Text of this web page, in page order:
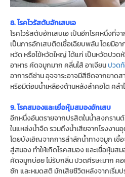
8. โรคไวรัสตับอักเสบเอ
โรคไวรัสตับอักเสบเอ เป็นอีกโรคหนึ่งที่จ
เป็นการอักเสบติดเชื้อเฉียบพลัน โดยมีอ
หวัด หรือไข้หวัดใหญ่ ได้แก่ เป็นหวัดปวด
อาหาร คัดจมูกมาก คลื่นไส้ อาเจียนปวด
อาการดีซ่าน อุจจาระอาจมีสีซีดจากขาด
หรือมีต่อมน้ำเหลืองด้านหลังลำคอโต คลำ
9. โรคสมองและเยื่อหุ้มสมองอักเสบ
อีกหนึ่งอันตรายจากปรสิตในน้ำสงกรานต์
ในแหล่งน้ำจืด รวมถึงน้ำเสียจากโรงงา
โดยบังเอิญจากการสําลักน้ำทางจมูก เชื้อ
สู่สมอง ทําให้เกิดโรคสมอง และเยื่อหุ้มส
คัดจมูกบ่อย ไม่รับกลิ่น ปวดศีรษะมาก ค
ชัก และหมดสติ มักเสียชีวิตหลังจากเริ่มป